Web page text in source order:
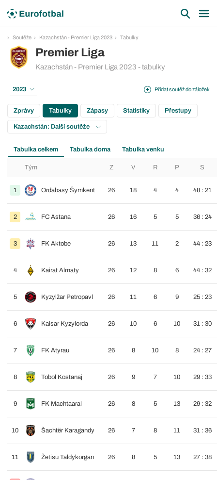
Soutěže Kazachstán - Premier Liga 2023 Tabulky
Premier Liga
Kazachstán - Premier Liga 2023 - tabulky
Přidat soutěž do záložek
2023
Zprávy Tabulky Zápasy Statistiky Přestupy
Kazachstán: Další soutěže
Tabulka celkem Tabulka doma Tabulka venku
Tým Z V R P S
1 Ordabasy Šymkent 26 18 4 4 48 : 21
2 FC Astana 26 16 5 5 36 : 24
3 FK Aktobe 26 13 11 2 44 : 23
4 Kairat Almaty 26 12 8 6 44 : 32
5 Kyzylžar Petropavl 26 11 6 9 25 : 23
6 Kaisar Kyzylorda 26 10 6 10 31 : 30
7 FK Atyrau 26 8 10 8 24 : 27
8 Tobol Kostanaj 26 9 7 10 29 : 33
9 FK Machtaaral 26 8 5 13 29 : 32
10 Šachtër Karagandy 26 7 8 11 31 : 36
11 Žetisu Taldykorgan 26 8 5 13 27 : 38